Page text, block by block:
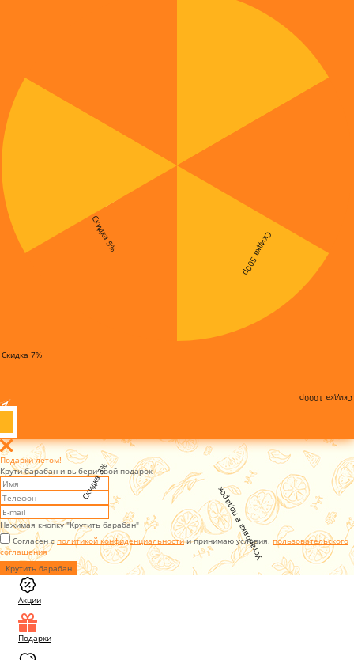
Скидка 3%
Скидка 7%
Скидка 5% Скидка 500р
Скидка 1000р
Установка в подарок
Подарки летом!
Крути барабан и выбери свой подарок
Нажимая кнопку "Крутить барабан"
Согласен с политикой конфиденциальностии принимаю условия. пользовательского
соглашения
Крутить барабан
Акции
Подарки